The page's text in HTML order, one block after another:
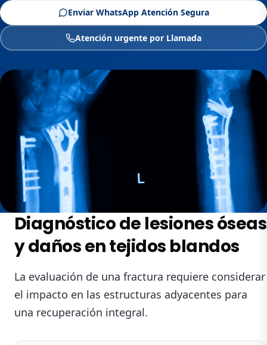
Enviar WhatsApp Atención Segura
Atención urgente por Llamada
Diagnóstico de lesiones óseas
y daños en tejidos blandos
La evaluación de una fractura requiere considerar
el impacto en las estructuras adyacentes para
una recuperación integral.